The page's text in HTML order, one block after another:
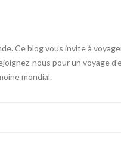
Ce blog vous invite à
nous pour un voyage
mondial.